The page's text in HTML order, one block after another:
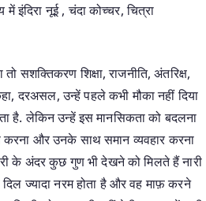
इंदिरा नूई , चंदा कोच्चर, चित्रा
सशक्तिकरण शिक्षा, राजनीति, अंतरिक्ष,
दरअसल, उन्हें पहले कभी मौका नहीं दिया
है. लेकिन उन्हें इस मानसिकता को बदलना
करना और उनके साथ समान व्यवहार करना
के अंदर कुछ गुण भी देखने को मिलते हैं नारी
ज्यादा नरम होता है और वह माफ़ करने